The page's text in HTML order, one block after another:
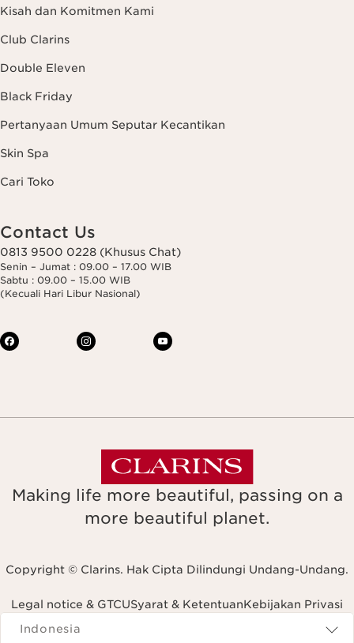
Kisah dan Komitmen Kami
Club Clarins
Double Eleven
Black Friday
Pertanyaan Umum Seputar Kecantikan
Skin Spa
Cari Toko
Contact Us
0813 9500 0228 (Khusus Chat)
Senin – Jumat : 09.00 – 17.00 WIB
Sabtu : 09.00 – 15.00 WIB
(Kecuali Hari Libur Nasional)
Making life more beautiful, passing on a
more beautiful planet.
Copyright © Clarins. Hak Cipta Dilindungi Undang-Undang.
Legal notice & GTCUSyarat & KetentuanKebijakan Privasi
Navigates to
Indonesia